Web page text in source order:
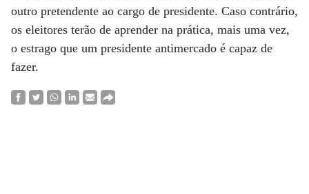
outro pretendente ao cargo de presidente. Caso contrário,
os eleitores terão de aprender na prática, mais uma vez,
o estrago que um presidente antimercado é capaz de
fazer.